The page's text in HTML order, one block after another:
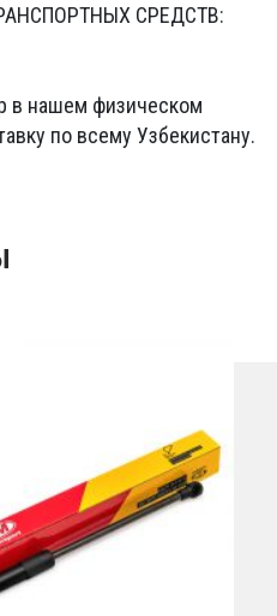
СРЕДСТВ:
в нашем физическом
по всему Узбекистану.